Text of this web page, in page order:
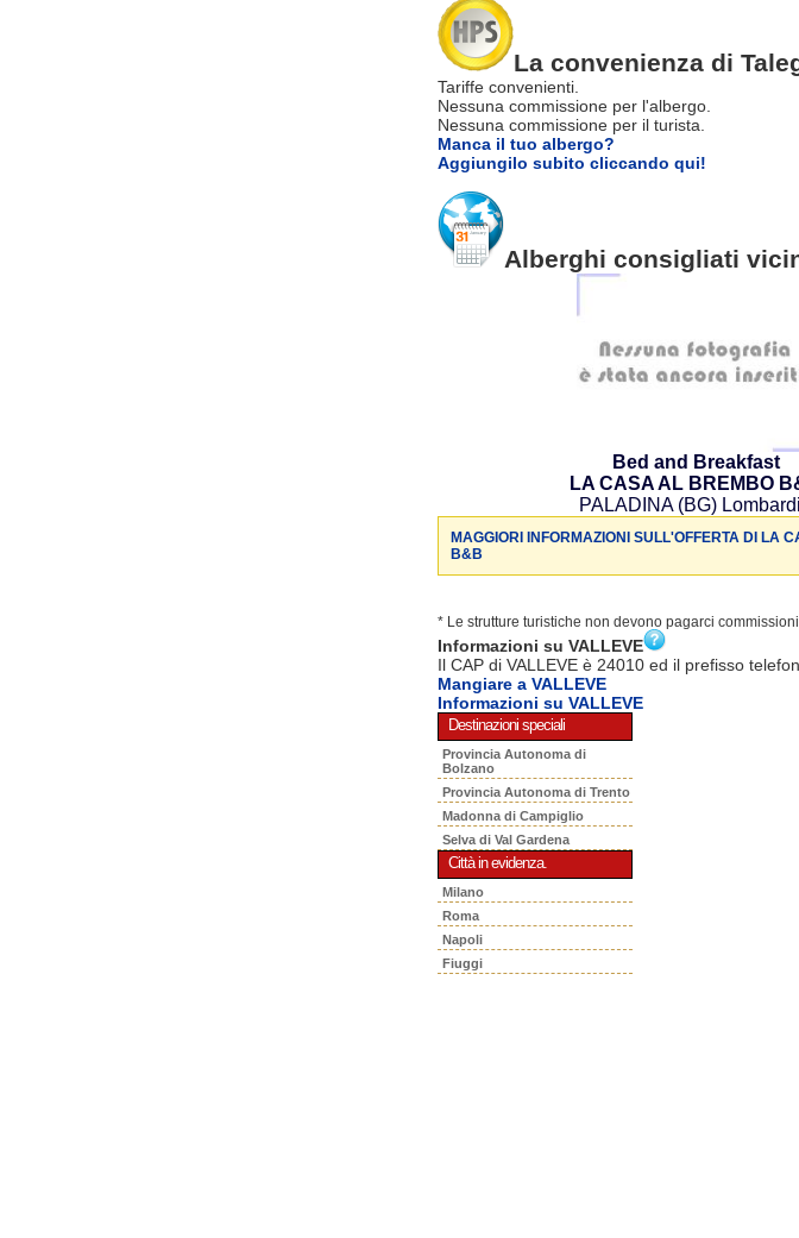
La convenienza di
Tariffe convenienti.
Nessuna commissione per l'albergo.
Nessuna commissione per il turista.
Manca il tuo albergo?
Aggiungilo subito cliccando qui!
Alberghi consigliati
Bed and Breakfast
LA CASA AL BREMBO
PALADINA (BG)
MAGGIORI INFORMAZIONI SULL'OFFERTA DI LA
B&B
* Le strutture turistiche non devono pagarci
Informazioni su VALLEVE
Il CAP di VALLEVE è 24010 ed il prefisso
Mangiare a VALLEVE
Informazioni su VALLEVE
Destinazioni speciali
Provincia Autonoma di
Bolzano
Provincia Autonoma di Trento
Madonna di Campiglio
Selva di Val Gardena
Città in evidenza.
Milano
Roma
Napoli
Fiuggi